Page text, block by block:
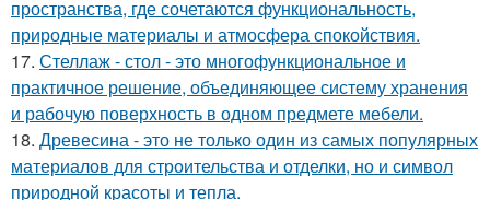
пространства, где сочетаются функциональность,
природные материалы и атмосфера спокойствия.
17. Стеллаж - стол - это многофункциональное и
практичное решение, объединяющее систему хранения
и рабочую поверхность в одном предмете мебели.
18. Древесина - это не только один из самых популярных
материалов для строительства и отделки, но и символ
природной красоты и тепла.